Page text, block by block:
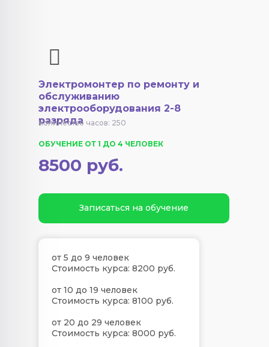
Электромонтер по ремонту и
обслуживанию
электрооборудования 2-8
разряда
Количество часов: 250
Записаться на обучение
ОБУЧЕНИЕ ОТ 1 ДО 4 ЧЕЛОВЕК
8500 руб.
от 5 до 9 человек
Стоимость курса: 8200 руб.
от 10 до 19 человек
Стоимость курса: 8100 руб.
от 20 до 29 человек
Стоимость курса: 8000 руб.